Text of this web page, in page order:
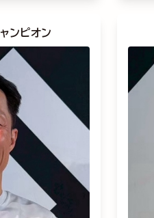
ンピオン